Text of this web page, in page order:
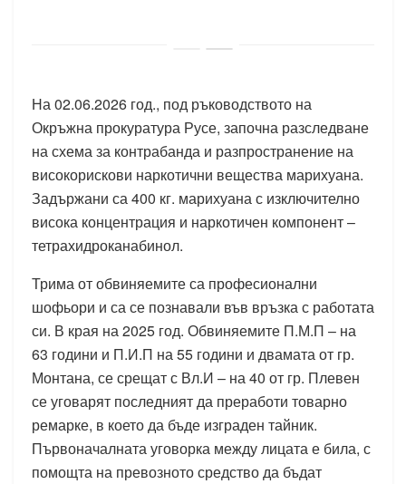
На 02.06.2026 год., под ръководството на
Окръжна прокуратура Русе, започна разследване
на схема за контрабанда и разпространение на
високорискови наркотични вещества марихуана.
Задържани са 400 кг. марихуана с изключително
висока концентрация и наркотичен компонент –
тетрахидроканабинол.
Трима от обвиняемите са професионални
шофьори и са се познавали във връзка с работата
си. В края на 2025 год. Обвиняемите П.М.П – на
63 години и П.И.П на 55 години и двамата от гр.
Монтана, се срещат с Вл.И – на 40 от гр. Плевен
се уговарят последният да преработи товарно
ремарке, в което да бъде изграден тайник.
Първоначалната уговорка между лицата е била, с
помощта на превозното средство да бъдат